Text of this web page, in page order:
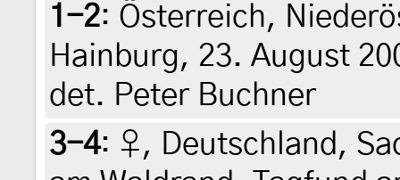
1-2: Österreich,
Hainburg, 23. August
det. Peter Buchner
3-4: ♀, Deutschland,